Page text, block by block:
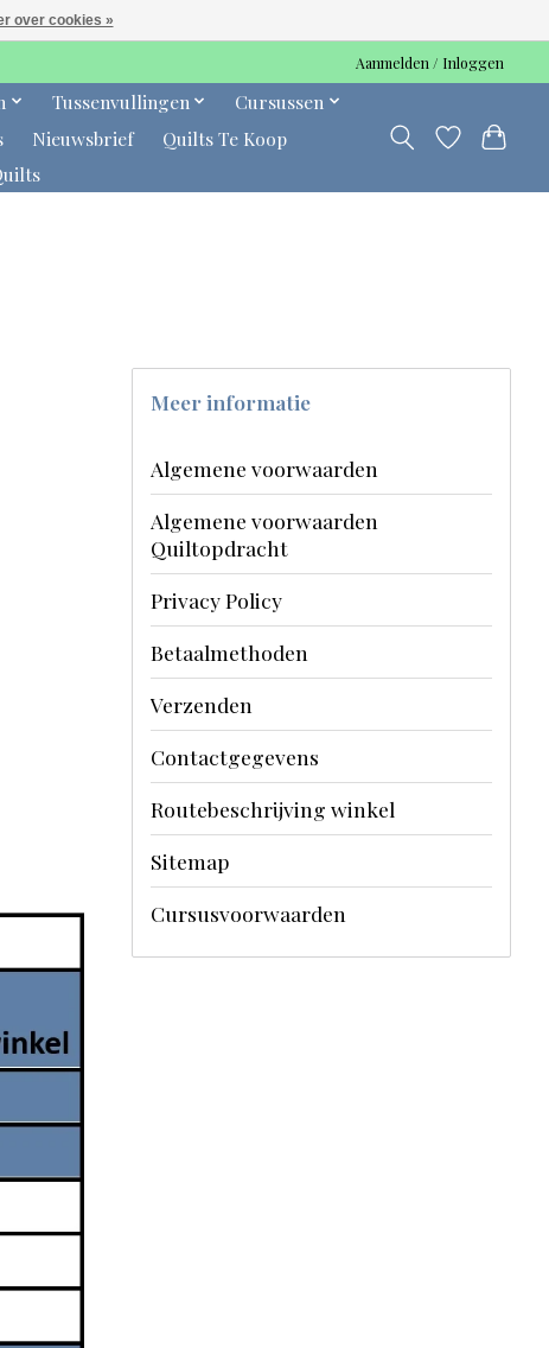
Aanmelden / Inloggen
Tussenvullingen
Cursussen
Nieuwsbrief
Quilts Te Koop
Meer informatie
Algemene voorwaarden
Algemene voorwaarden
Quiltopdracht
Privacy Policy
Betaalmethoden
Verzenden
Contactgegevens
Routebeschrijving winkel
Sitemap
Cursusvoorwaarden
over cookies »